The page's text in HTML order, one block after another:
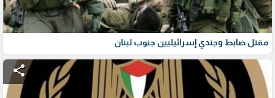
مقتل ضابط وجندي إسرائيليين جنوب لبنان
share